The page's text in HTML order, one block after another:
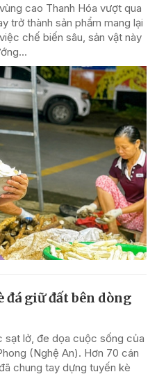
cao Thanh Hóa vượt qua
trở thành sản phẩm mang lại
chế biến sâu, sản vật này
đá giữ đất bên dòng
sạt lở, đe dọa cuộc sống của
(Nghệ An). Hơn 70 cán
chung tay dựng tuyến kè